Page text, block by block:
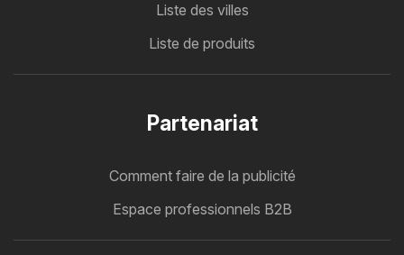
Liste des villes
Liste de produits
Partenariat
Comment faire de la publicité
Espace professionnels B2B